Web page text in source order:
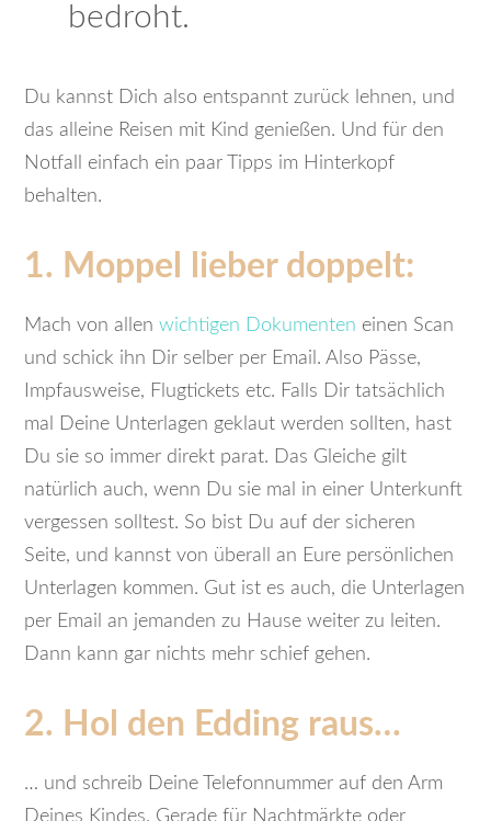
bedroht.
Du kannst Dich also entspannt zurück lehnen, und
das alleine Reisen mit Kind genießen. Und für den
Notfall einfach ein paar Tipps im Hinterkopf
behalten.
1. Moppel lieber doppelt:
Mach von allenwichtigen Dokumenten einen Scan
und schick ihn Dir selber per Email. Also Pässe,
Impfausweise, Flugtickets etc. Falls Dir tatsächlich
mal Deine Unterlagen geklaut werden sollten, hast
Du sie so immer direkt parat. Das Gleiche gilt
natürlich auch, wenn Du sie mal in einer Unterkunft
vergessen solltest. So bist Du auf der sicheren
Seite, und kannst von überall an Eure persönlichen
Unterlagen kommen. Gut ist es auch, die Unterlagen
per Email an jemanden zu Hause weiter zu leiten.
Dann kann gar nichts mehr schief gehen.
2. Hol den Edding raus…
… und schreib Deine Telefonnummer auf den Arm
Deines Kindes. Gerade für Nachtmärkte oder